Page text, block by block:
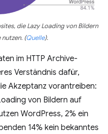
die Lazy Loading von Bildern
nutzen. (Quelle).
im HTTP Archive-
Verständnis dafür,
Akzeptanz vorantreiben:
von Bildern auf
WordPress, 2% ein
14% kein bekanntes